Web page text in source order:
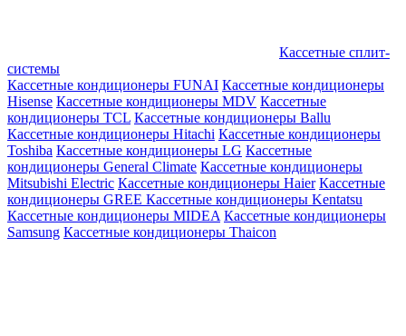
Кассетные сплит-
системы
Кассетные кондиционеры FUNAI Кассетные кондиционеры
Hisense Кассетные кондиционеры MDV Кассетные
кондиционеры TCL Кассетные кондиционеры Ballu
Кассетные кондиционеры Hitachi Кассетные кондиционеры
Toshiba Кассетные кондиционеры LG Кассетные
кондиционеры General Climate Кассетные кондиционеры
Mitsubishi Electric Кассетные кондиционеры Haier Кассетные
кондиционеры GREE Кассетные кондиционеры Kentatsu
Кассетные кондиционеры MIDEA Кассетные кондиционеры
Samsung Кассетные кондиционеры Thaicon